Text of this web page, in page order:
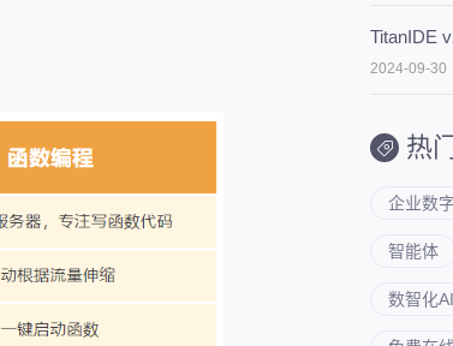
TitanIDE
2024-09-30
热
企业数
智能体
数智化